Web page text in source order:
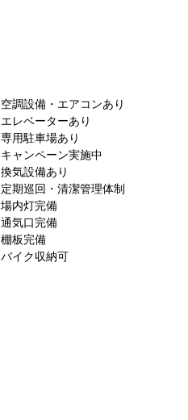
空調設備・エアコンあり
エレベーターあり
専用駐車場あり
キャンペーン実施中
換気設備あり
定期巡回・清潔管理体制
場内灯完備
通気口完備
棚板完備
バイク収納可